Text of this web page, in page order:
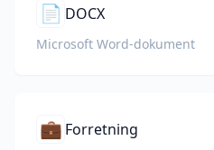
📄 DOCX
Microsoft Word-dokument
💼 Forretning